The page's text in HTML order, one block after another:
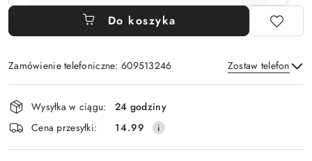
Do koszyka
Zamówienie telefoniczne: 609513246 Zostaw telefon
Wyślij
Dostępność
i
dostawa
Wysyłka w ciągu:
24 godziny
Cena przesyłki:
14.99